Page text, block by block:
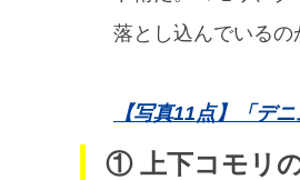
落とし込んでいるの
【写真11点】「デ
① 上下コモリ